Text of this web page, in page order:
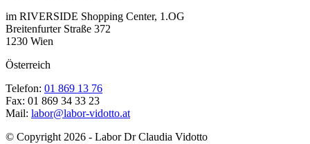
im RIVERSIDE Shopping Center, 1.OG
Breitenfurter Straße 372
1230 Wien
Österreich
Telefon: 01 869 13 76
Fax: 01 869 34 33 23
Mail: labor@labor-vidotto.at
© Copyright 2026 - Labor Dr Claudia Vidotto